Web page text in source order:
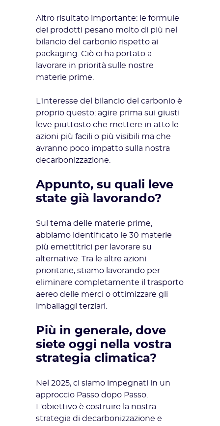
Altro risultato importante: le formule
dei prodotti pesano molto di più nel
bilancio del carbonio rispetto ai
packaging. Ciò ci ha portato a
lavorare in priorità sulle nostre
materie prime.
L'interesse del bilancio del carbonio è
proprio questo: agire prima sui giusti
leve piuttosto che mettere in atto le
azioni più facili o più visibili ma che
avranno poco impatto sulla nostra
decarbonizzazione.
Appunto, su quali leve
state già lavorando?
Sul tema delle materie prime,
abbiamo identificato le 30 materie
più emettitrici per lavorare su
alternative. Tra le altre azioni
prioritarie, stiamo lavorando per
eliminare completamente il trasporto
aereo delle merci o ottimizzare gli
imballaggi terziari.
Più in generale, dove
siete oggi nella vostra
strategia climatica?
Nel 2025, ci siamo impegnati in un
approccio Passo dopo Passo.
L'obiettivo è costruire la nostra
strategia di decarbonizzazione e